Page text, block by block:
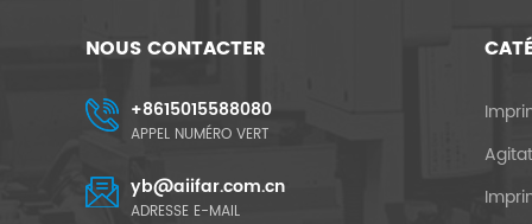
NOUS CONTACTER
+8615015588080
APPEL NUMÉRO VERT
yb@aiifar.com.cn
ADRESSE E-MAIL